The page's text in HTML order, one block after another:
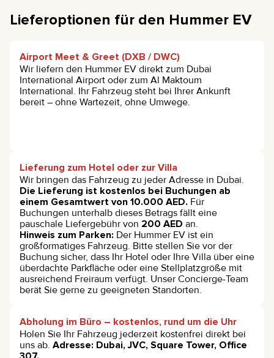
Lieferoptionen für den Hummer EV
Airport Meet & Greet (DXB / DWC)
Wir liefern den Hummer EV direkt zum Dubai
International Airport oder zum Al Maktoum
International. Ihr Fahrzeug steht bei Ihrer Ankunft
bereit – ohne Wartezeit, ohne Umwege.
Lieferung zum Hotel oder zur Villa
Wir bringen das Fahrzeug zu jeder Adresse in Dubai.
Die Lieferung ist kostenlos bei Buchungen ab
einem Gesamtwert von 10.000 AED. Für
Buchungen unterhalb dieses Betrags fällt eine
pauschale Liefergebühr von 200 AED an.
Hinweis zum Parken: Der Hummer EV ist ein
großformatiges Fahrzeug. Bitte stellen Sie vor der
Buchung sicher, dass Ihr Hotel oder Ihre Villa über eine
überdachte Parkfläche oder eine Stellplatzgröße mit
ausreichend Freiraum verfügt. Unser Concierge-Team
berät Sie gerne zu geeigneten Standorten.
Abholung im Büro – kostenlos, rund um die Uhr
Holen Sie Ihr Fahrzeug jederzeit kostenfrei direkt bei
uns ab. Adresse: Dubai, JVC, Square Tower, Office